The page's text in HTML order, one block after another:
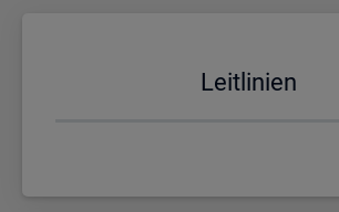
Leit­li­ni­en